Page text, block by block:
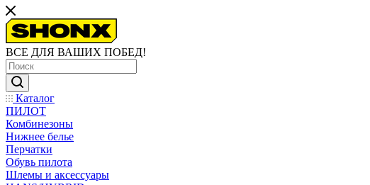
ВСЕ ДЛЯ ВАШИХ ПОБЕД!
Каталог
ПИЛОТ
Комбинезоны
Нижнее белье
Перчатки
Обувь пилота
Шлемы и аксессуары